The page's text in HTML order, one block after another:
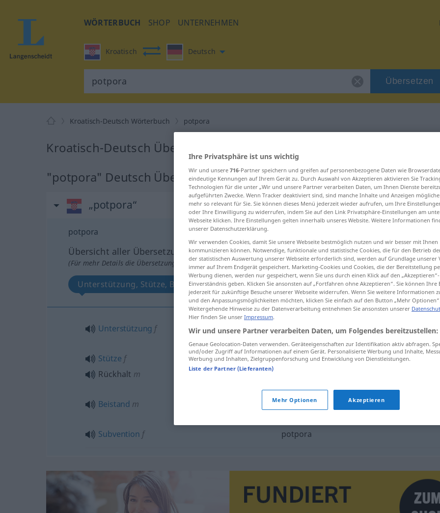
WÖRTERBUCH SHOP UNTERNEHMEN
Kroatisch Deutsch
Übersetzen
Kroatisch-Deutsch Wörterbuch potpora
Kroatisch-Deutsch Übersetzung für "potpora"
"potpora" Deutsch Übersetzung
„potpora“
potpora
Übersicht aller Übersetzungen
(Für mehr Details die Übersetzung anklicken/antippen)
Unterstützung, Stütze, Beistand, Subvention, Rückhalt
Unterstützung f potpora
Stütze f
Rückhalt m
potpora
Beistand m potpora
Subvention f potpora
Ihre Privatsphäre ist uns wichtig
Wir und unsere 716-Partner speichern und greifen auf personenbezogene Daten wie
eindeutige Kennungen auf Ihrem Gerät zu. Durch Auswahl von Akzeptieren aktivieren Sie
Technologien für die unter „Wir und unsere Partner verarbeiten Daten, um Ihnen Dienste
aufgeführten Zwecke. Wenn Tracker deaktiviert sind, sind manche Inhalte und Anzeigen
mehr so relevant für Sie. Sie können dieses Menü jederzeit wieder aufrufen, um Ihre
oder Ihre Einwilligung zu widerrufen, indem Sie auf den Link Privatsphäre-Einstellungen am
Webseite klicken. Ihre Einstellungen gelten innerhalb unseres Website. Weitere Informationen
unserer Datenschutzerklärung.
Wir verwenden Cookies, damit Sie unsere Webseite bestmöglich nutzen und wir besser mit Ihnen
kommunizieren können. Notwendige, funktionale und statistische Cookies, die für den Betrieb
der statistischen Auswertung unserer Webseite erforderlich sind, werden auf Grundlage unserer
immer auf Ihrem Endgerät gespeichert. Marketing-Cookies und Cookies, die der Bereitstellung
Werbung dienen, werden nur gespeichert, wenn Sie uns durch einen Klick auf den
Einverständnis geben. Klicken Sie ansonsten auf „Fortfahren ohne Akzeptieren“. Sie können
jederzeit für zukünftige Besuche unserer Webseite widerrufen. Wenn Sie weitere Informationen
und den Anpassungsmöglichkeiten möchten, klicken Sie einfach auf den Button „Mehr
Weitergehende Hinweise zu der Datenverarbeitung entnehmen Sie ansonsten unserer
Hier finden Sie unser Impressum.
Wir und unsere Partner verarbeiten Daten, um Folgendes bereitzustellen:
Genaue Geolocation-Daten verwenden. Geräteeigenschaften zur Identifikation aktiv abfragen.
und/oder Zugriff auf Informationen auf einem Gerät. Personalisierte Werbung und Inhalte,
Werbung und Inhalten, Zielgruppenforschung und Entwicklung von Dienstleistungen.
Liste der Partner (Lieferanten)
Mehr Optionen Akzeptieren